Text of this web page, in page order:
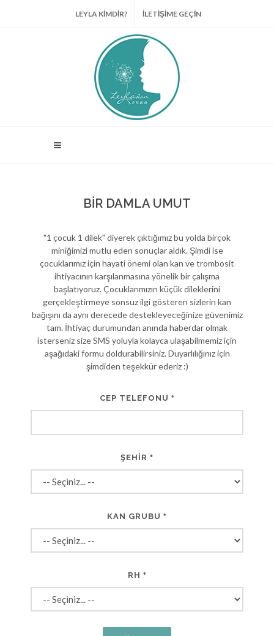
LEYLA KİMDİR? İLETİŞİME GEÇİN
BİR DAMLA UMUT
"1 çocuk 1 dilek" diyerek çıktığımız bu yolda birçok
miniğimizi mutlu eden sonuçlar aldık. Şimdi ise
çocuklarımız için hayati önemi olan kan ve trombosit
ihtiyacının karşılanmasına yönelik bir çalışma
başlatıyoruz. Çocuklarımızın küçük dileklerini
gerçekleştirmeye sonsuz ilgi gösteren sizlerin kan
bağışını da aynı derecede destekleyeceğinize güvenimiz
tam. İhtiyaç durumundan anında haberdar olmak
isterseniz size SMS yoluyla kolayca ulaşabilmemiz için
aşağıdaki formu doldurabilirsiniz. Duyarlılığınız için
şimdiden teşekkür ederiz :)
CEP TELEFONU *
ŞEHİR *
KAN GRUBU *
RH *